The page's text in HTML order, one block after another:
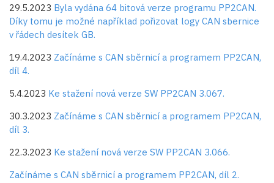
29.5.2023 Byla vydána 64 bitová verze programu PP2CAN.
Díky tomu je možné například pořizovat logy CAN sbernice
v řádech desítek GB.
19.4.2023 Začínáme s CAN sběrnicí a programem PP2CAN,
díl 4.
5.4.2023 Ke stažení nová verze SW PP2CAN 3.067.
30.3.2023 Začínáme s CAN sběrnicí a programem PP2CAN,
díl 3.
22.3.2023 Ke stažení nová verze SW PP2CAN 3.066.
Začínáme s CAN sběrnicí a programem PP2CAN, díl 2.